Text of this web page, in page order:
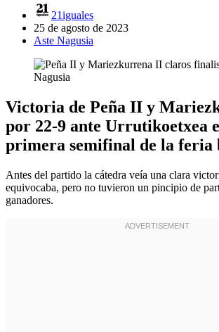
21iguales
25 de agosto de 2023
Aste Nagusia
Victoria de Peña II y
por 22-9 ante Urrutikoetxea
primera semifinal de la feria
Antes del partido la cátedra veía una clara
equivocaba, pero no tuvieron un pincipio de
ganadores.